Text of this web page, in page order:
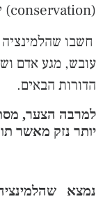
(conservation) יעילה ובת-קיימא.
חשבו
עובש, מגע אדם
הדורות הבאים.
למרבה הצער,
יותר נזק מאשר